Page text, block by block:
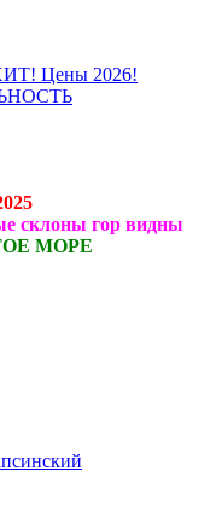
Цены 2026!
склоны гор видны
МОРЕ